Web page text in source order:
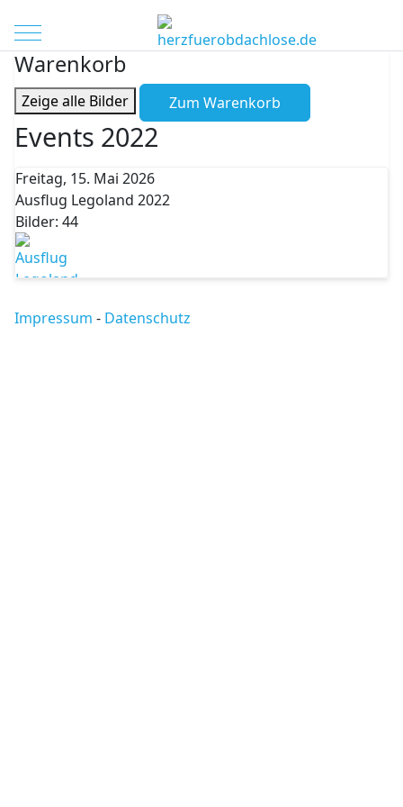
Mobile Menu Toggle
Warenkorb
Zeige alle Bilder Zum Warenkorb
Events 2022
Freitag, 15. Mai 2026
Ausflug Legoland 2022
Bilder: 44
Impressum - Datenschutz